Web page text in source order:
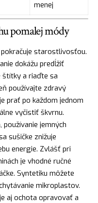
menej
pomalej módy
starostlivosťou.
dokážu predĺžiť
štítky a riaďte sa
používajte zdravý
prať po každom jednom
vyčistiť škvrnu.
jemných
sušičke znižuje
energie. Zvlášť pri
je vhodné ručné
Syntetiku môžete
mikroplastov.
aj ochota opravovať a